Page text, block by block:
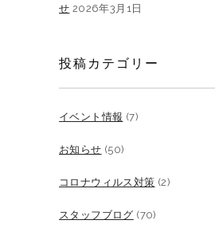
せ 2026年3月1日
投稿カテゴリー
イベント情報 (7)
お知らせ (50)
コロナウィルス対策 (2)
スタッフブログ (70)